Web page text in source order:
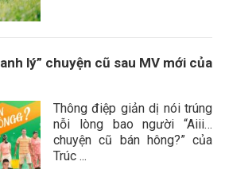
lý” chuyện cũ sau MV mới của
Thông điệp giản dị nói trúng
nỗi lòng bao người “Aiii…
chuyện cũ bán hông?” của
Trúc ...